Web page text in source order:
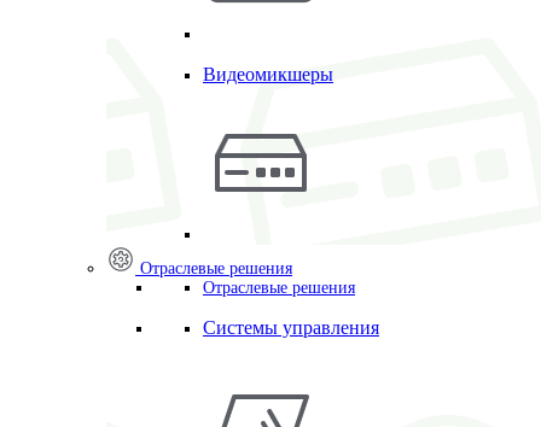
Видеомикшеры
Отраслевые решения
Отраслевые решения
Системы управления